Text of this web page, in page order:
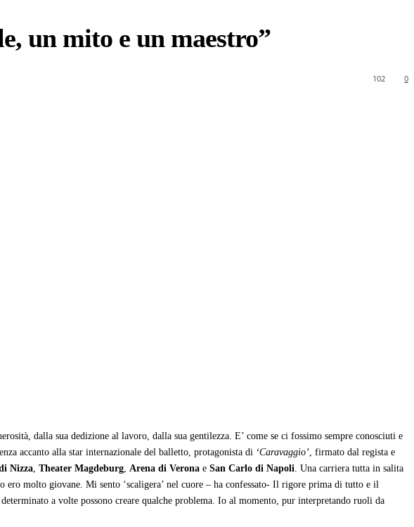
un mito e un maestro”
0
102
dalla sua dedizione al lavoro, dalla sua gentilezza. E’ come se ci fossimo sempre conosciuti e
accanto alla star internazionale del balletto, protagonista di ‘Caravaggio’, firmato dal regista e
Nizza, Theater Magdeburg, Arena di Verona e San Carlo di Napoli. Una carriera tutta in salita
ero molto giovane. Mi sento ‘scaligera’ nel cuore – ha confessato- Il rigore prima di tutto e il
a volte possono creare qualche problema. Io al momento, pur interpretando ruoli da